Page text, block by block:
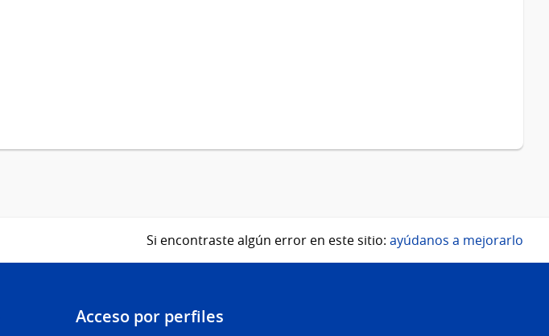
Si encontraste algún error en este sitio: ayúdanos a mejorarlo
Acceso por perfiles